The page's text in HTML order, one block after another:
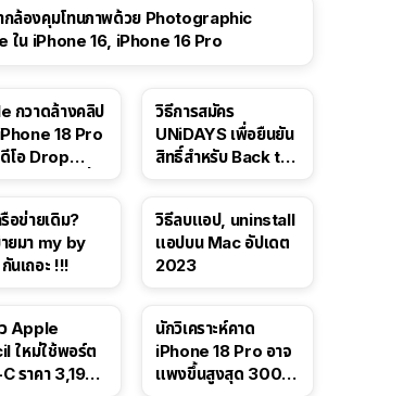
กล้องคุมโทนภาพด้วย Photographic
ใน iPhone 16, iPhone 16 Pro
กวาดล้างคลิป
18 Pro
โอ Drop
วิธีการสมัคร
UNiDAYS เพื่อยืนยัน
สิทธิ์สำหรับ Back to
รือข่ายเดิม?
ยมา my by
นเถอะ !!!
วิธีลบแอป, uninstall
แอปบน Mac อัปเดต
2023
Apple
ใหม่ใช้พอร์ต
ราคา 3,190
นักวิเคราะห์คาด
iPhone 18 Pro อาจ
แพงขึ้นสูงสุด 300